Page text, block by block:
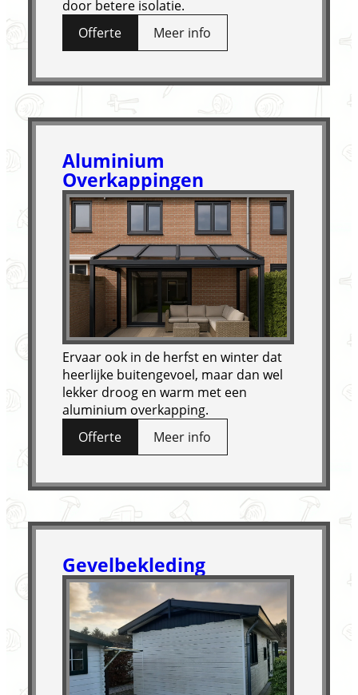
door betere isolatie.
Offerte
Meer info
Aluminium
Overkappingen
Ervaar ook in de herfst en winter dat
heerlijke buitengevoel, maar dan wel
lekker droog en warm met een
aluminium overkapping.
Offerte
Meer info
Gevelbekleding